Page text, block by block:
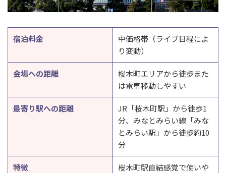
宿泊料金
中価格帯（ライブ日程によ
り変動）
会場への距離
桜木町エリアから徒歩また
は電車移動しやすい
最寄り駅への距離
JR「桜木町駅」から徒歩1
分、みなとみらい線「みな
とみらい駅」から徒歩約10
分
特徴
桜木町駅直結感覚で使いや